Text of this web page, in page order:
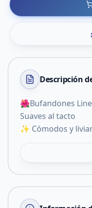
Descripción
🌺Bufandones
Suaves al tacto
✨ Cómodos y